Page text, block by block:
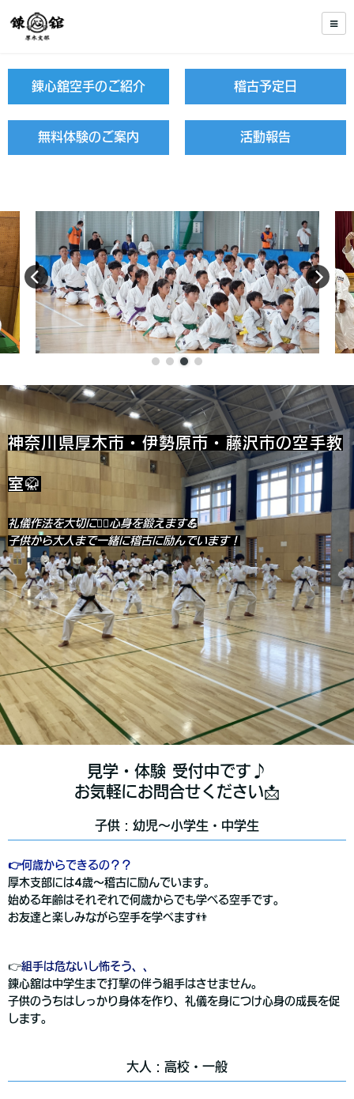
錬心舘空手のご紹介 稽古予定日
無料体験のご案内 活動報告
神奈川県厚木市・伊勢原市・藤沢市の空手教
室🥋
礼儀作法を大切に🧎‍♂️心身を鍛えます💪
子供から大人まで一緒に稽古に励んでいます！
見学・体験 受付中です♪
お気軽にお問合せください📩
子供：幼児〜小学生・中学生
👉 何歳からできるの？？
厚木支部には4歳〜稽古に励んでいます。
始める年齢はそれぞれで何歳からでも学べる空手です。
お友達と楽しみながら空手を学べます👬
👉組手は危ないし怖そう、、
錬心舘は中学生まで打撃の伴う組手はさせません。
子供のうちはしっかり身体を作り、礼儀を身につけ心身の成長を促
します。
大人：高校・一般